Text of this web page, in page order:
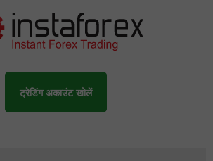
ट्रेडिंग अकाउंट खोलें